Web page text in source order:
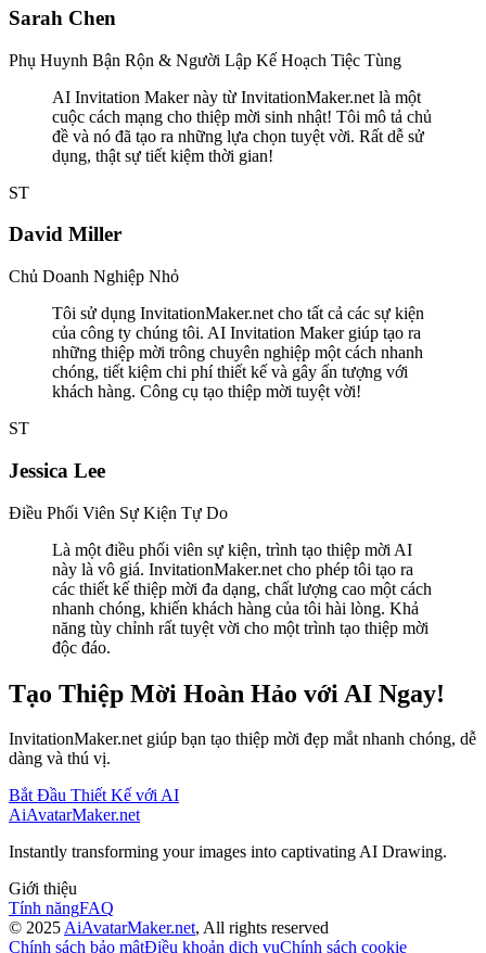
Sarah Chen
Phụ Huynh Bận Rộn & Người Lập Kế Hoạch Tiệc Tùng
AI Invitation Maker này từ InvitationMaker.net là một
cuộc cách mạng cho thiệp mời sinh nhật! Tôi mô tả chủ
đề và nó đã tạo ra những lựa chọn tuyệt vời. Rất dễ sử
dụng, thật sự tiết kiệm thời gian!
ST
David Miller
Chủ Doanh Nghiệp Nhỏ
Tôi sử dụng InvitationMaker.net cho tất cả các sự kiện
của công ty chúng tôi. AI Invitation Maker giúp tạo ra
những thiệp mời trông chuyên nghiệp một cách nhanh
chóng, tiết kiệm chi phí thiết kế và gây ấn tượng với
khách hàng. Công cụ tạo thiệp mời tuyệt vời!
ST
Jessica Lee
Điều Phối Viên Sự Kiện Tự Do
Là một điều phối viên sự kiện, trình tạo thiệp mời AI
này là vô giá. InvitationMaker.net cho phép tôi tạo ra
các thiết kế thiệp mời đa dạng, chất lượng cao một cách
nhanh chóng, khiến khách hàng của tôi hài lòng. Khả
năng tùy chỉnh rất tuyệt vời cho một trình tạo thiệp mời
độc đáo.
Tạo Thiệp Mời Hoàn Hảo với AI Ngay!
InvitationMaker.net giúp bạn tạo thiệp mời đẹp mắt nhanh chóng, dễ
dàng và thú vị.
Bắt Đầu Thiết Kế với AI
AiAvatarMaker.net
Instantly transforming your images into captivating AI Drawing.
Giới thiệu
Tính năngFAQ
© 2025AiAvatarMaker.net, All rights reserved
Chính sách bảo mậtĐiều khoản dịch vụChính sách cookie